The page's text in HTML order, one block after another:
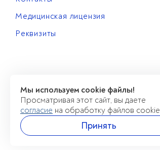
Медицинская лицензия
Реквизиты
Мы используем cookie файлы!
Просматривая этот сайт, вы даете
согласие на обработку файлов cookie
Принять